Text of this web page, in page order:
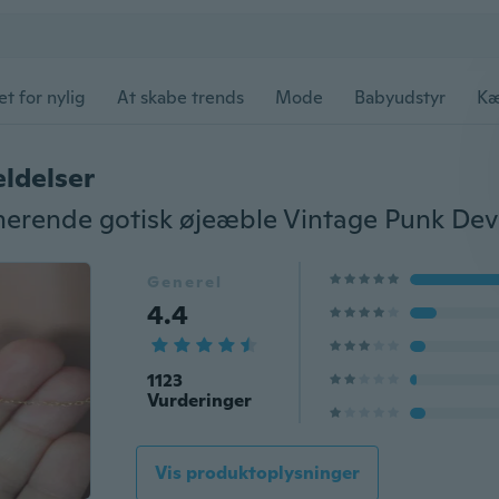
for nylig At skabe trends Mode Babyudstyr
Generel
4.4
1123
Vurderinger
Vis produktoplysninger